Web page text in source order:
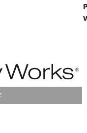
PolicyAccessibilità